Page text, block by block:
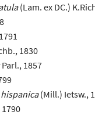
(Lam. ex DC.)
1830
Parl., 1857
hispanica(Mill.) Ietsw.,